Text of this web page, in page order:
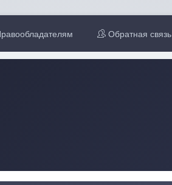
Обратная связь